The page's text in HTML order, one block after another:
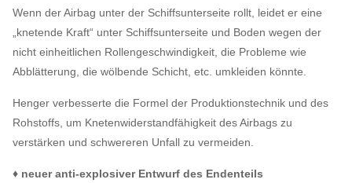
Wenn der Airbag unter der Schiffsunterseite rollt, leidet er eine
„knetende Kraft“ unter Schiffsunterseite und Boden wegen der
nicht einheitlichen Rollengeschwindigkeit, die Probleme wie
Abblätterung, die wölbende Schicht, etc. umkleiden könnte.
Henger verbesserte die Formel der Produktionstechnik und des
Rohstoffs, um Knetenwiderstandfähigkeit des Airbags zu
verstärken und schwereren Unfall zu vermeiden.
♦ neuer anti-explosiver Entwurf des Endenteils